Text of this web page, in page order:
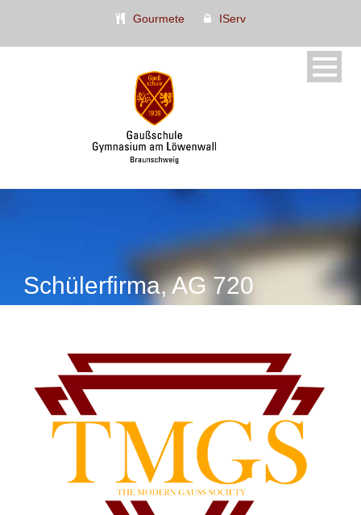
Gourmete IServ
Schülerfirma, AG 720